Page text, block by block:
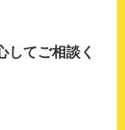
してご相談く